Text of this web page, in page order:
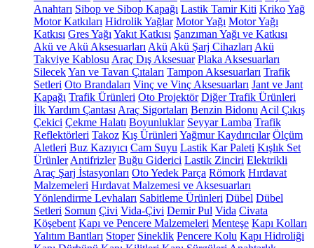
Anahtarı Sibop ve Sibop Kapağı Lastik Tamir Kiti KrikoYağ
Motor Katkıları Hidrolik Yağlar Motor Yağı Motor Yağı
Katkısı Gres Yağı Yakıt Katkısı Şanzıman Yağı ve Katkısı
Akü ve Akü Aksesuarları Akü Akü Şarj Cihazları Akü
Takviye Kablosu Araç Dış Aksesuar Plaka Aksesuarları
SilecekYan ve Tavan Çıtaları Tampon Aksesuarları Trafik
Setleri Oto Brandaları Vinç ve Vinç Aksesuarları Jant ve Jant
Kapağı Trafik Ürünleri Oto Projektör Diğer Trafik Ürünleri
İlk Yardım Çantası Araç Sigortaları Benzin Bidonu Acil Çıkış
Çekici Çekme Halatı Boyunluklar Seyyar Lamba Trafik
Reflektörleri Takoz Kış Ürünleri Yağmur Kaydırıcılar Ölçüm
Aletleri Buz Kazıyıcı Cam Suyu Lastik Kar Paleti Kışlık Set
Ürünler Antifrizler Buğu Giderici Lastik Zinciri Elektrikli
Araç Şarj İstasyonları Oto Yedek Parça Römork Hırdavat
Malzemeleri Hırdavat Malzemesi ve Aksesuarları
Yönlendirme Levhaları Sabitleme Ürünleri Dübel Dübel
Setleri Somun Çivi Vida-Çivi Demir Pul Vida Civata
Köşebent Kapı ve Pencere Malzemeleri Menteşe Kapı Kolları
Yalıtım Bantları Stoper Sineklik Pencere Kolu Kapı Hidroliği